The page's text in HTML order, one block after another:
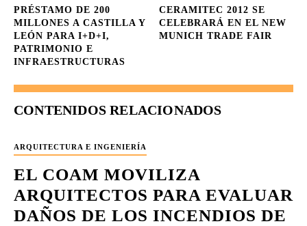
PRÉSTAMO DE 200
MILLONES A CASTILLA Y
LEÓN PARA I+D+I,
PATRIMONIO E
INFRAESTRUCTURAS
CERAMITEC 2012 SE
CELEBRARÁ EN EL NEW
MUNICH TRADE FAIR
CONTENIDOS RELACIONADOS
ARQUITECTURA E INGENIERÍA
EL COAM MOVILIZA
ARQUITECTOS PARA EVALUAR
DAÑOS DE LOS INCENDIOS DE